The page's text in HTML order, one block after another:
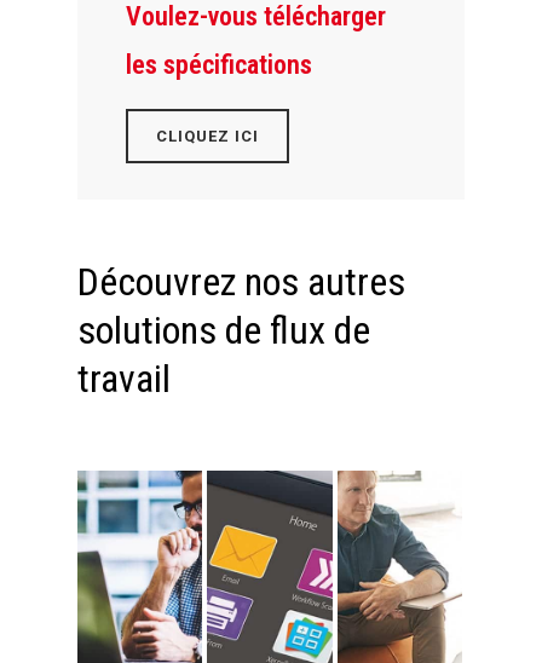
Voulez-vous télécharger
les spécifications
CLIQUEZ ICI
Découvrez nos autres
solutions de flux de
travail